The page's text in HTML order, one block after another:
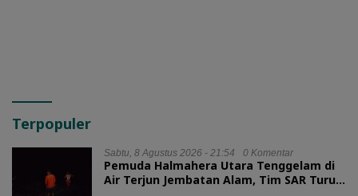
Terpopuler
Sabtu, 8 Agustus 2026 - 21:54 0 Komentar
Pemuda Halmahera Utara Tenggelam di
Air Terjun Jembatan Alam, Tim SAR Turun